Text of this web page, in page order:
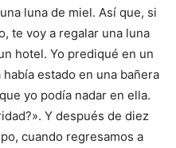
luna de miel. Así que, si
te voy a regalar una luna
hotel. Yo prediqué en un
estado en una bañera
yo podía nadar en ella.
Y después de diez
cuando regresamos a